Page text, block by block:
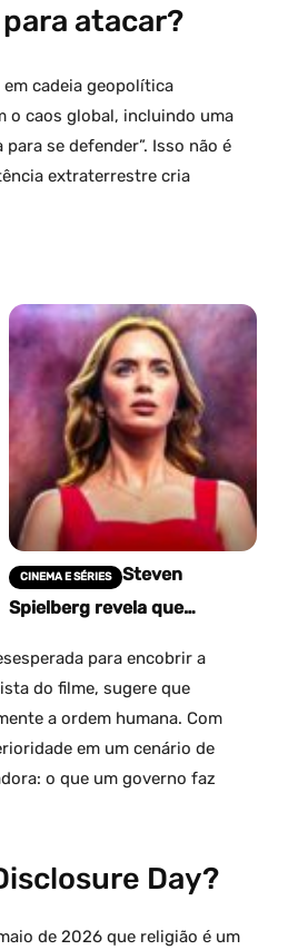
atacar?
em cadeia geopolítica
o caos global, incluindo uma
se defender”. Isso não é
extraterrestre cria
CINEMA E SÉRIES
Steven
Spielberg revela que
trilogia temática de 50 anos
para encobrir a
do filme, sugere que
a ordem humana. Com
em um cenário de
o que um governo faz
Day?
de 2026 que religião é um